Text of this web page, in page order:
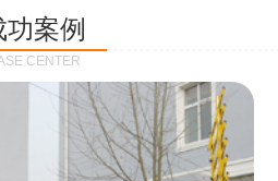
为执法记录仪充充电、校校时，做执法
小"保姆"。随着群众法律意识的逐步提
行为更加"阳光、透明"，通过工作站可
据视频，精准查阅现场资料，直戳了当
相对人看，有效的减少了行政相对人对
的误解，树立了执法的公信力。
通过移动网络将位置信息实时发送到监
台的电子地图上显示出设备的具体位
执法人员到岗情况及根据执法环境迅速
员。同时，内置NFC芯片，可支持身
展功能，在实战中发挥着重要的作用，
交警公安执法、卫生监督、城管执法、
政、质量监督、林业园林、消防、质量
路等各个领域。
功案例
CENTER